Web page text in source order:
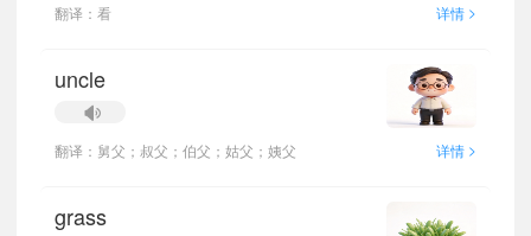
翻译：看 详情 >
uncle
翻译：舅父；叔父；伯父；姑父；姨父 详情 >
grass